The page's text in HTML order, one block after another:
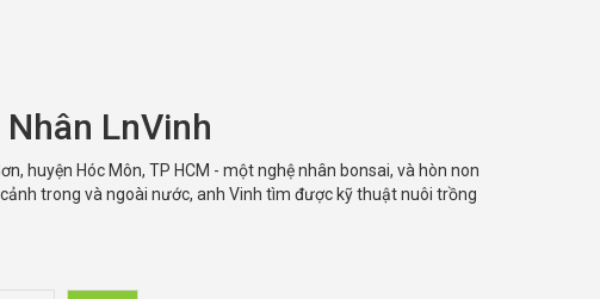
LnVinh
huyện Hóc Môn, TP HCM - một nghệ nhân bonsai, và hòn non
trong và ngoài nước, anh Vinh tìm được kỹ thuật nuôi trồng